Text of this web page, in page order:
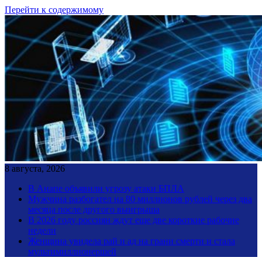
Перейти к содержимому
8 августа, 2026
В Анапе объявили угрозу атаки БПЛА
Мужчина разбогател на 80 миллионов рублей через два
месяца после другого выигрыша
В 2026 году россиян ждут еще две короткие рабочие
недели
Женщина увидела рай и ад на грани смерти и стала
мультимиллионершей